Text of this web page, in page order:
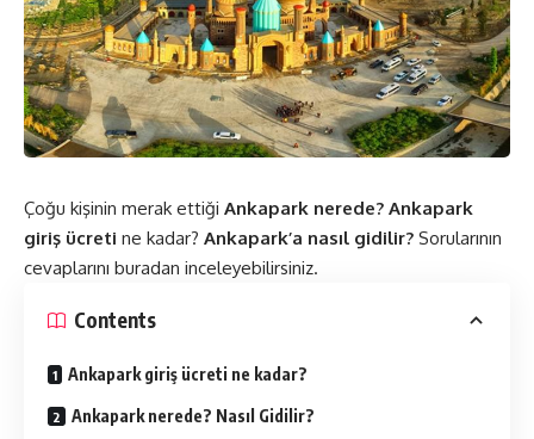
Çoğu kişinin merak ettiği Ankapark nerede? Ankapark
giriş ücreti ne kadar? Ankapark’a nasıl gidilir? Sorularının
cevaplarını buradan inceleyebilirsiniz.
Contents
Ankapark giriş ücreti ne kadar?
Ankapark nerede? Nasıl Gidilir?